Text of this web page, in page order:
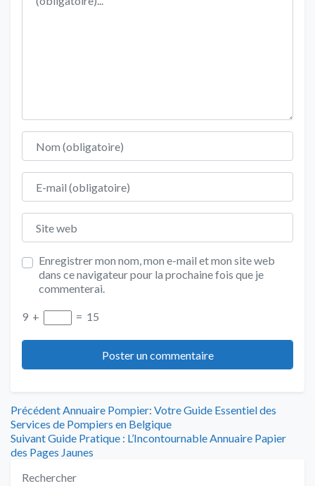
Nom
E-mail
Site web
Enregistrer mon nom, mon e-mail et mon site web
dans ce navigateur pour la prochaine fois que je
commenterai.
9 + = 15
Navigation
de
l’article
Précédent Article
précédent
:
Annuaire Pompier: Votre Guide Essentiel des
Services de Pompiers en Belgique
SuivantArticle
suivant
Guide Pratique : L’Incontournable Annuaire Papier
des Pages Jaunes
Rechercher